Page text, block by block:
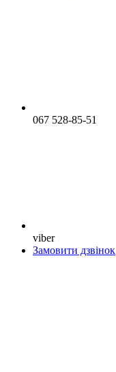
067 528-85-51
viber
Замовити дзвінок